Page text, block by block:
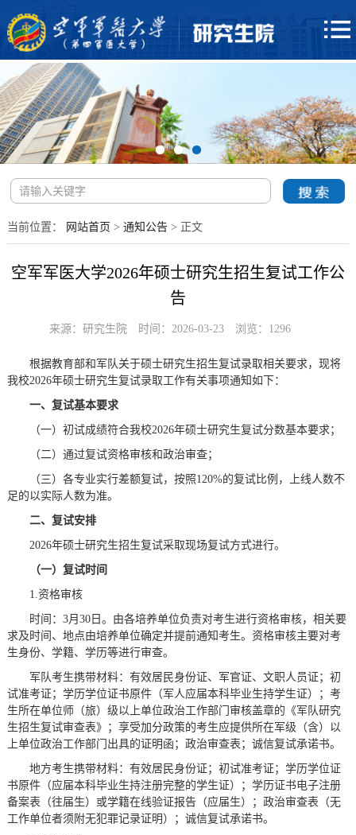
当前位置： 网站首页 > 通知公告> 正文
空军军医大学2026年硕士研究生招生复试工作公
告
来源：研究生院 时间：2026-03-23 浏览： 1296
根据教育部和军队关于硕士研究生招生复试录取相关要求，现将
我校2026年硕士研究生复试录取工作有关事项通知如下：
一、复试基本要求
（一）初试成绩符合我校2026年硕士研究生复试分数基本要求；
（二）通过复试资格审核和政治审查；
（三）各专业实行差额复试，按照120%的复试比例，上线人数不
足的以实际人数为准。
二、复试安排
2026年硕士研究生招生复试采取现场复试方式进行。
（一）复试时间
1.资格审核
时间：3月30日。由各培养单位负责对考生进行资格审核，相关要
求及时间、地点由培养单位确定并提前通知考生。资格审核主要对考
生身份、学籍、学历等进行审查。
军队考生携带材料：有效居民身份证、军官证、文职人员证；初
试准考证；学历学位证书原件（军人应届本科毕业生持学生证）；考
生所在单位师（旅）级以上单位政治工作部门审核盖章的《军队研究
生招生复试审查表》；享受加分政策的考生应提供所在军级（含）以
上单位政治工作部门出具的证明函；政治审查表；诚信复试承诺书。
地方考生携带材料：有效居民身份证；初试准考证；学历学位证
书原件（应届本科毕业生持注册完整的学生证）；学历证书电子注册
备案表（往届生）或学籍在线验证报告（应届生）；政治审查表（无
工作单位者须附无犯罪记录证明）；诚信复试承诺书。